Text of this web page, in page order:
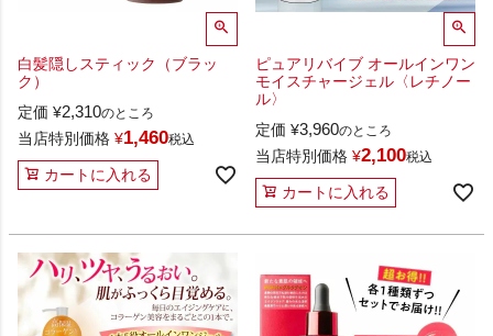
白髪隠しスティック（ブラッ
ク）
定価 ¥2,310のところ
当店特別価格 ¥1,460税込
カートに入れる
ピュアリバイブ オールインワン
モイスチャージェル〈レチノー
ル〉
定価 ¥3,960のところ
当店特別価格 ¥2,100税込
カートに入れる